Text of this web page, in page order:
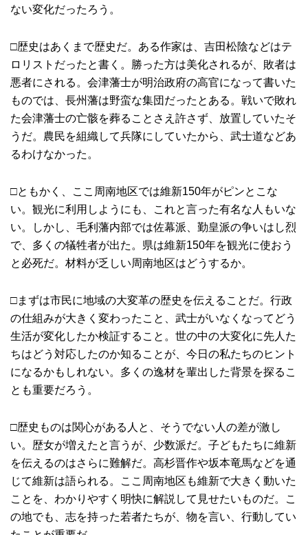
ない変化だったろう。
□歴史はあくまで歴史だ。ある作家は、吉田松陰などはテ
ロリストだったと書く。勝った方は美化されるが、敗者は
悪者にされる。会津藩士が明治政府の高官になって書いた
ものでは、長州藩は野蛮な集団だったとある。戦いで敗れ
た会津藩士の亡骸を葬ることさえ許さず、放置していたそ
うだ。農民を組織して兵隊にしていたから、武士道などあ
るわけなかった。
□ともかく、ここ周南地区では維新150年がピンとこな
い。観光に利用しようにも、これと言った有名な人もいな
い。しかし、毛利藩内部では佐幕派、勤皇派の争いはし烈
で、多くの犠牲者が出た。県は維新150年を観光に使おう
と必死だ。材料が乏しい周南地区はどうするか。
□まずは市民に地域の大変革の歴史を伝えることだ。行政
の仕組みが大きく変わったこと、武士がいなくなってどう
生活が変化したか検証すること。世の中の大変化に先人た
ちはどう対応したのか知ることが、今日の私たちのヒント
になるかもしれない。多くの逸材を輩出した背景を探るこ
とも重要だろう。
□歴史ものは関心がある人と、そうでない人の差が激し
い。歴女が増えたと言うが、少数派だ。子どもたちに維新
を伝えるのはさらに難解だ。高杉晋作や坂本竜馬などを通
じて維新は語られる。ここ周南地区も維新で大きく動いた
ことを、わかりやすく明快に解説して見せたいものだ。こ
の地でも、志を持った若者たちが、物を言い、行動してい